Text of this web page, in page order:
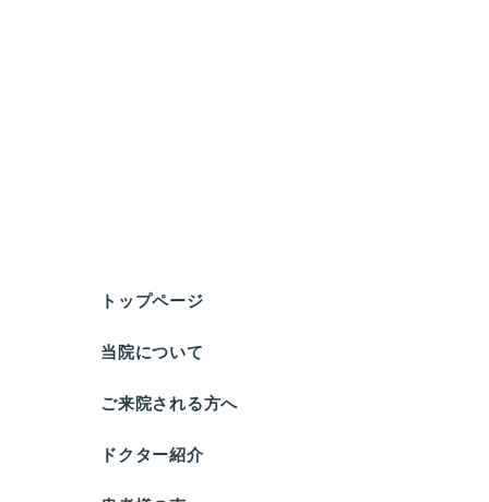
トップページ
当院について
ご来院される方へ
ドクター紹介